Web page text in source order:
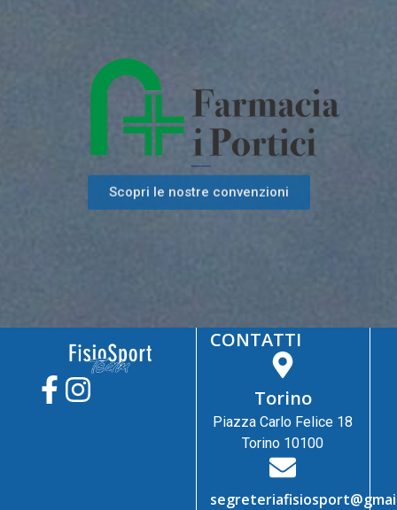
Scopri le nostre convenzioni
CONTATTI
Torino
Piazza Carlo Felice 18
Torino 10100